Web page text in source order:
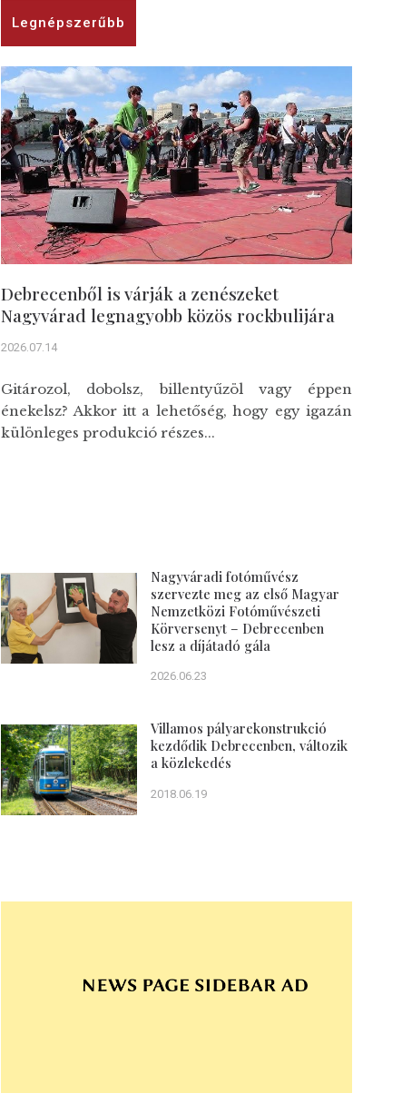
Legnépszerűbb
Debrecenből is várják a zenészeket
Nagyvárad legnagyobb közös rockbulijára
2026.07.14
Gitározol, dobolsz, billentyűzöl vagy éppen
énekelsz? Akkor itt a lehetőség, hogy egy igazán
különleges produkció részes...
Nagyváradi fotóművész
szervezte meg az első Magyar
Nemzetközi Fotóművészeti
Körversenyt – Debrecenben
lesz a díjátadó gála
2026.06.23
Villamos pályarekonstrukció
kezdődik Debrecenben, változik
a közlekedés
2018.06.19